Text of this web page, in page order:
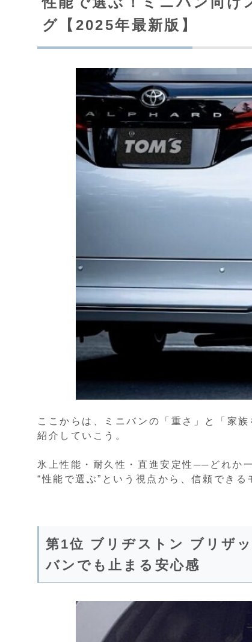
グ【2025年最新版】
ここからは、ミニバンの「重さ」と「家
紹介していこう。
氷上性能・耐久性・直進安定性──どれか
“性能で選ぶ”という視点から、信頼できる
第1位 ブリヂストン ブリザ
バンでも止まる安心感